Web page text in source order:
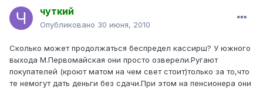
чуткий
Опубликовано 30 июня, 2010
Сколько может продолжаться беспредел кассирш? У южного
выхода М.Первомайская они просто озверели.Ругают
покупателей (кроют матом на чем свет стоит)только за то,что
те немогут дать деньги без сдачи.При этом на пенсионера они